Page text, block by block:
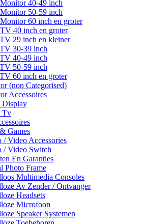
40-49 inch
50-59 inch
60 inch en groter
40 inch en groter
29 inch en kleiner
30-39 inch
40-49 inch
50-59 inch
60 inch en groter
(non Categorised)
Accessoires
Display
Tv
Games
/ Video Accessories
/ Video Switch
En Garanties
Photo Frame
Multimedia Consoles
Av Zender / Ontvanger
Headsets
Microfoon
Speaker Systemen